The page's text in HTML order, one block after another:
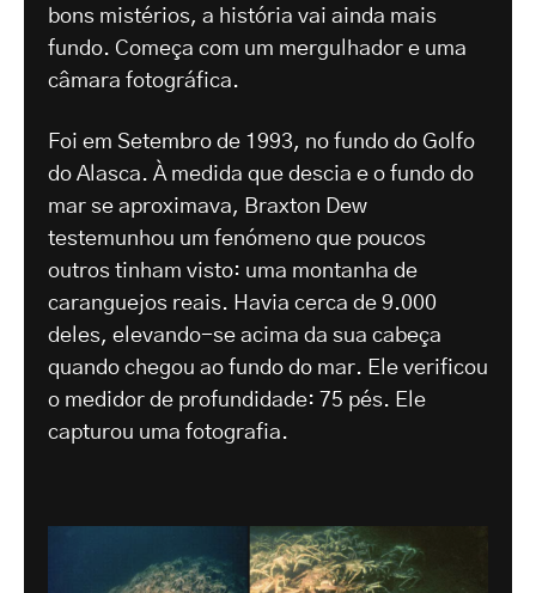
bons mistérios, a história vai ainda mais
fundo. Começa com um mergulhador e uma
câmara fotográfica.
Foi em Setembro de 1993, no fundo do Golfo
do Alasca. À medida que descia e o fundo do
mar se aproximava, Braxton Dew
testemunhou um fenómeno que poucos
outros tinham visto: uma montanha de
caranguejos reais. Havia cerca de 9.000
deles, elevando-se acima da sua cabeça
quando chegou ao fundo do mar. Ele verificou
o medidor de profundidade: 75 pés. Ele
capturou uma fotografia.